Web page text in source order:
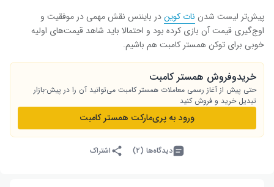
پیش‌تر لیست شدن نات‌ کویندر بایننس نقش مهمی در موفقیت و
اوج‌گیری قیمت آن بازی کرده بود و احتمالا باید شاهد قیمت‌های اولیه
خوبی برای توکن همستر کامبت هم باشیم.
خرید‌وفروش همستر کامبت
حتی پیش از آغاز رسمی معاملات همستر کامبت می‌توانید آن را در پیش-بازار
تبدیل خرید و فروش کنید
ورود به پری‌مارکت همستر کامبت
دیدگاه‌ها (۲) اشتراک